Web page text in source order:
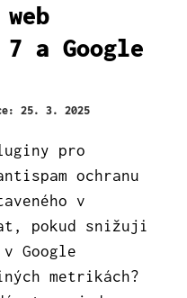
a Google
25. 3. 2025
pro
ochranu
v
pokud snižuji
Google
metrikách?